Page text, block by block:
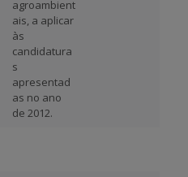
agroambient
ais, a aplicar
às
candidatura
s
apresentad
as no ano
de 2012.